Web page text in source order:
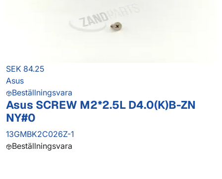
SEK 84.25
Asus
Beställningsvara
Asus SCREW M2*2.5L D4.0(K)B-ZN
NY#0
13GMBK2C026Z-1
Beställningsvara